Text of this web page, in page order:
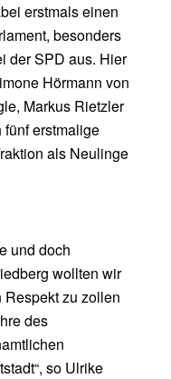
erstmals einen
besonders
der SPD aus. Hier
Hörmann von
Markus Rietzler
erstmalige
als Neulinge
und doch
wollten wir
Respekt zu zollen
des
so Ulrike